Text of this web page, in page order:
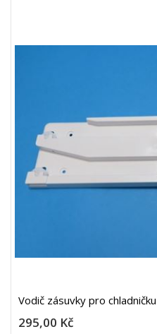
Vodič zásuvky pro
295,00 Kč